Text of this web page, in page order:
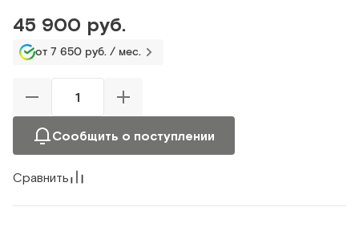
45 900 руб.
от 7 650 руб. / мес.
Сообщить о поступлении
Сравнить